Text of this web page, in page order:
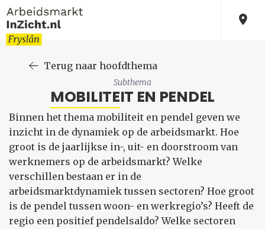
Terug naar hoofdthema
Subthema
MOBILITEIT EN PENDEL
Binnen het thema mobiliteit en pendel geven we
inzicht in de dynamiek op de arbeidsmarkt. Hoe
groot is de jaarlijkse in-, uit- en doorstroom van
werknemers op de arbeidsmarkt? Welke
verschillen bestaan er in de
arbeidsmarktdynamiek tussen sectoren? Hoe groot
is de pendel tussen woon- en werkregio’s? Heeft de
regio een positief pendelsaldo? Welke sectoren